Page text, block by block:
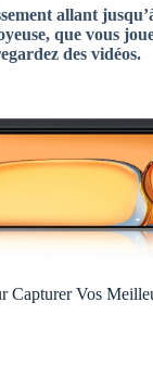
allant
que vous
des vidéos.
Capturer Vos